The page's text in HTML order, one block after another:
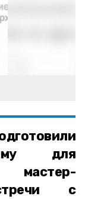
для
мастер-
с